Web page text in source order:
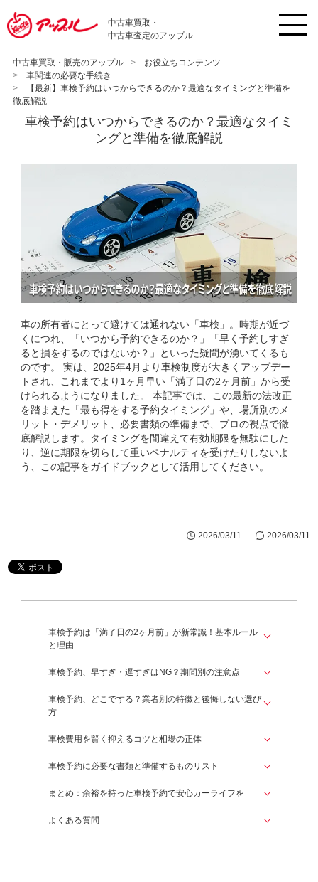
中古車買取・
中古車査定のアップル
中古車買取・販売のアップル
お役立ちコンテンツ
車関連の必要な手続き
【最新】車検予約はいつからできるのか？最適なタイミングと準備を
徹底解説
車検予約はいつからできるのか？最適なタイミ
ングと準備を徹底解説
車の所有者にとって避けては通れない「車検」。時期が近づ
くにつれ、「いつから予約できるのか？」「早く予約しすぎ
ると損をするのではないか？」といった疑問が湧いてくるも
のです。 実は、2025年4月より車検制度が大きくアップデー
トされ、これまでより1ヶ月早い「満了日の2ヶ月前」から受
けられるようになりました。 本記事では、この最新の法改正
を踏まえた「最も得をする予約タイミング」や、場所別のメ
リット・デメリット、必要書類の準備まで、プロの視点で徹
底解説します。タイミングを間違えて有効期限を無駄にした
り、逆に期限を切らして重いペナルティを受けたりしないよ
う、この記事をガイドブックとして活用してください。
2026/03/11
2026/03/11
車検予約は「満了日の2ヶ月前」が新常識！基本ルール
と理由
車検予約、早すぎ・遅すぎはNG？期間別の注意点
車検予約、どこでする？業者別の特徴と後悔しない選び
方
車検費用を賢く抑えるコツと相場の正体
車検予約に必要な書類と準備するものリスト
まとめ：余裕を持った車検予約で安心カーライフを
よくある質問